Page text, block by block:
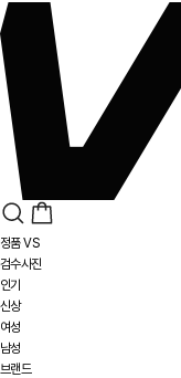
정품 VS
검수사진
인기
신상
여성
남성
브랜드